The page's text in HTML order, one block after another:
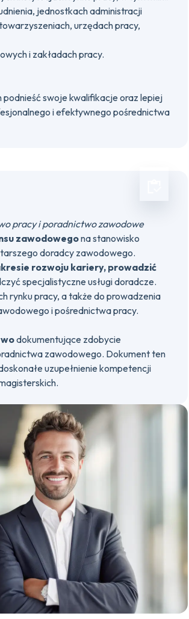
jednostkach administracji
urzędach pracy,
i zakładach pracy.
swoje kwalifikacje oraz lepiej
i efektywnego pośrednictwa
pracy i poradnictwo zawodowe
zawodowegona stanowisko
doradcy zawodowego.
rozwoju kariery, prowadzić
specjalistyczne usługi doradcze.
rynku pracy, a także do prowadzenia
i pośrednictwa pracy.
dokumentujące zdobycie
zawodowego. Dokument ten
uzupełnienie kompetencji